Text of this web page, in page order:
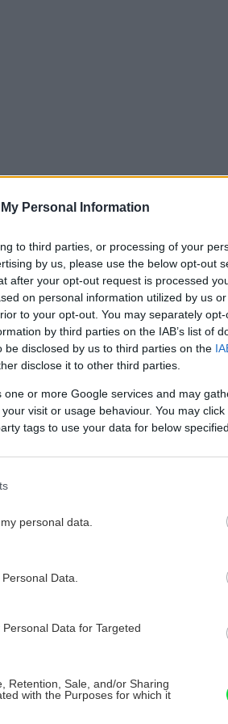
Personal Information
to third parties, or processing of your
by us, please use the below opt-out
after your opt-out request is processed
on personal information utilized by us
to your opt-out. You may separately
by third parties on the IAB’s list of
disclosed by us to third parties on the
disclose it to other third parties.
or more Google services and may
visit or usage behaviour. You may
tags to use your data for below
personal data.
Data.
Data for Targeted
Retention, Sale, and/or Sharing
with the Purposes for which it